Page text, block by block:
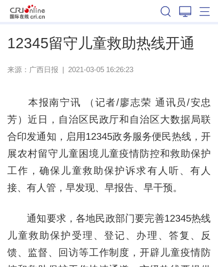
12345留守儿童救助热线开通
来源： 广西日报 | 2021-03-05 16:26:23
本报南宁讯 （记者/廖志荣 通讯员/安忠
芳）近日，自治区民政厅和自治区大数据局联
合印发通知，启用12345政务服务便民热线，开
展农村留守儿童困境儿童疫情防控和救助保护
工作，确保儿童救助保护诉求有人听、有人
接、有人管，早发现、早报告、早干预。
通知要求，各地民政部门要完善12345热线
儿童救助保护受理、登记、办理、答复、反
馈、监督、回访等工作制度，开辟儿童疫情防